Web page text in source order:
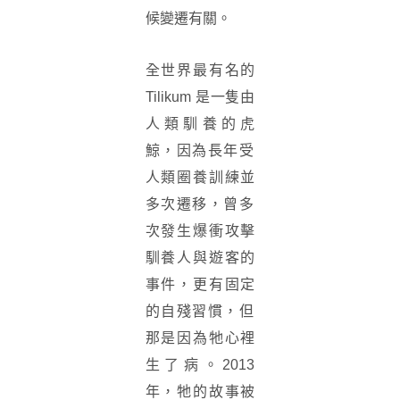
候變遷有關。
全世界最有名的
Ti likum 是一隻由
人類馴養的虎
鯨，
因為長年受
人類圈養訓練並
多次遷移， 曾多
次發生爆衝攻擊
馴養人與遊客的
事件，更有固定
的自殘習慣， 但
那是因為牠心裡
生了病。2013
年，牠的故事被